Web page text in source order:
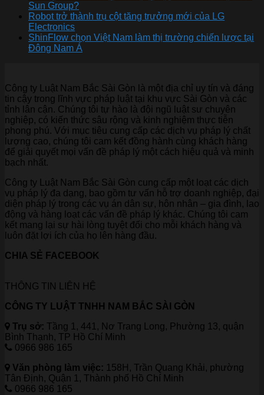
Sun Group?
Robot trở thành trụ cột tăng trưởng mới của LG
Electronics
ShinFlow chọn Việt Nam làm thị trường chiến lược tại
Đông Nam Á
Công ty Luật Nam Bắc Sài Gòn là một địa chỉ uy tín và đáng
tin cậy trong lĩnh vực pháp luật tại khu vực Sài Gòn và các
tỉnh lân cận. Chúng tôi tự hào là đội ngũ luật sư chuyên
nghiệp, có kiến thức sâu rộng và kinh nghiệm thực tiễn
phong phú. Với mục tiêu cung cấp các dịch vụ pháp lý chất
lượng cao, chúng tôi cam kết đồng hành cùng khách hàng
để giải quyết mọi vấn đề pháp lý một cách hiệu quả và minh
bạch nhất.
Công ty Luật Nam Bắc Sài Gòn cung cấp một loạt các dịch
vụ pháp lý đa dạng, bao gồm tư vấn hỗ trợ doanh nghiệp, đại
diện pháp lý trong các vụ án dân sự, hôn nhân – gia đình, lao
động và hàng loạt các vấn đề pháp lý khác. Chúng tôi cam
kết mang lại sự hài lòng tuyệt đối cho mỗi khách hàng và
luôn đặt lợi ích của họ lên hàng đầu.
CHIA SẺ FACEBOOK
THÔNG TIN LIÊN HỆ
CÔNG TY LUẬT TNHH NAM BẮC SÀI GÒN
Trụ sở: Tầng 1, 441, Nơ Trang Long, Phường 13, quận
Bình Thạnh, TP Hồ Chí Minh
0966 986 165
Văn phòng làm việc: 158H, Trần Quang Khải, phường
Tân Định, Quận 1, Thành phố Hồ Chí Minh
0966 986 165